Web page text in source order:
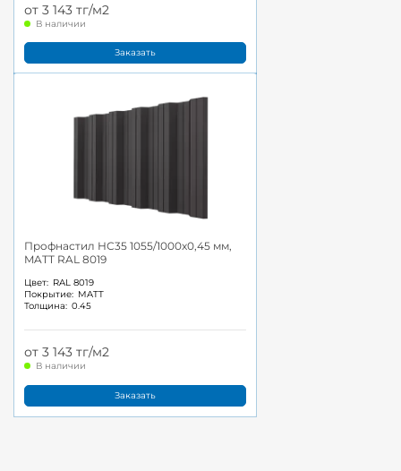
от 3 143 тг/м2
В наличии
Заказать
Профнастил НС35 1055/1000x0,45 мм,
MATT RAL 8019
Цвет: RAL 8019
Покрытие: MATT
Толщина: 0.45
от 3 143 тг/м2
В наличии
Заказать